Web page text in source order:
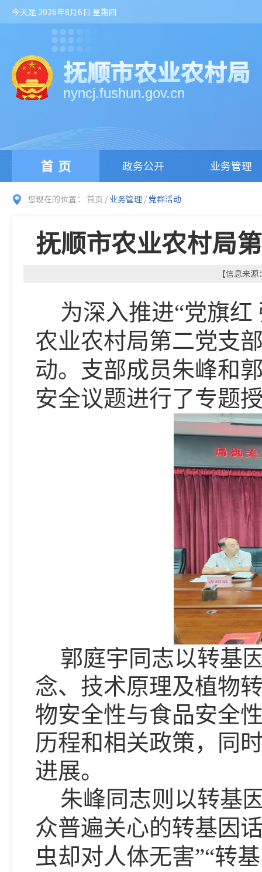
今天是 2026年8月6日 星期四
抚顺市农业农村局
nyncj.fushun.gov.cn
首页 政务公开 业务管理
您现在的位置： 首页 /业务管理 / 党群活动
抚顺市农业农村局
【信息来
为深入推进“党旗红
农业农村局第二党支
动。支部成员朱峰和
安全议题进行了专题
郭庭宇同志以转基
念、技术原理及植物
物安全性与食品安全
历程和相关政策，同
进展。
朱峰同志则以转基
众普遍关心的转基因
虫却对人体无害”“转